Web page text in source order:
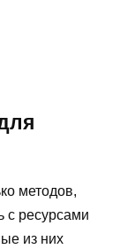
методов,
с ресурсами
из них